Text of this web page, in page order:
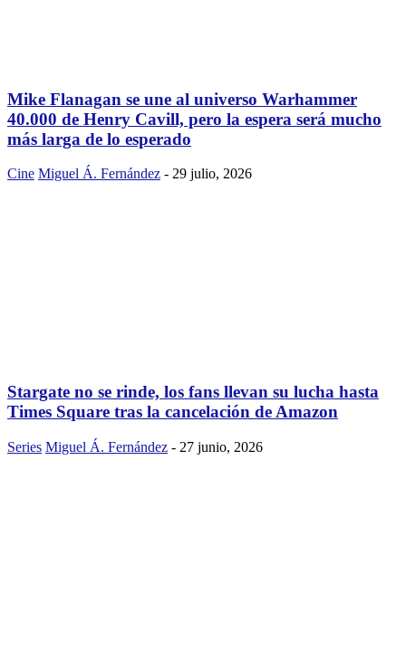
Mike Flanagan se une al universo Warhammer
40.000 de Henry Cavill, pero la espera será mucho
más larga de lo esperado
Cine Miguel Á. Fernández - 29 julio, 2026
Stargate no se rinde, los fans llevan su lucha hasta
Times Square tras la cancelación de Amazon
Series Miguel Á. Fernández - 27 junio, 2026